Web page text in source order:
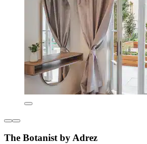
The Botanist by Adrez